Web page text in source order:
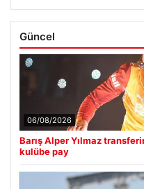
Güncel
06/08/2026
Barış Alper Yılmaz
kulübe pay